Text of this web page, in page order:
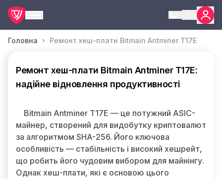
Головна Ремонт хеш-плати Bitmain Antminer T17E
Ремонт хеш-плати Bitmain Antminer T17E:
надійне відновлення продуктивності
Bitmain Antminer T17E — це потужний ASIC-
майнер, створений для видобутку криптовалют
за алгоритмом SHA-256. Його ключова
особливість — стабільність і високий хешрейт,
що робить його чудовим вибором для майнінгу.
Однак хеш-плати, які є основою цього